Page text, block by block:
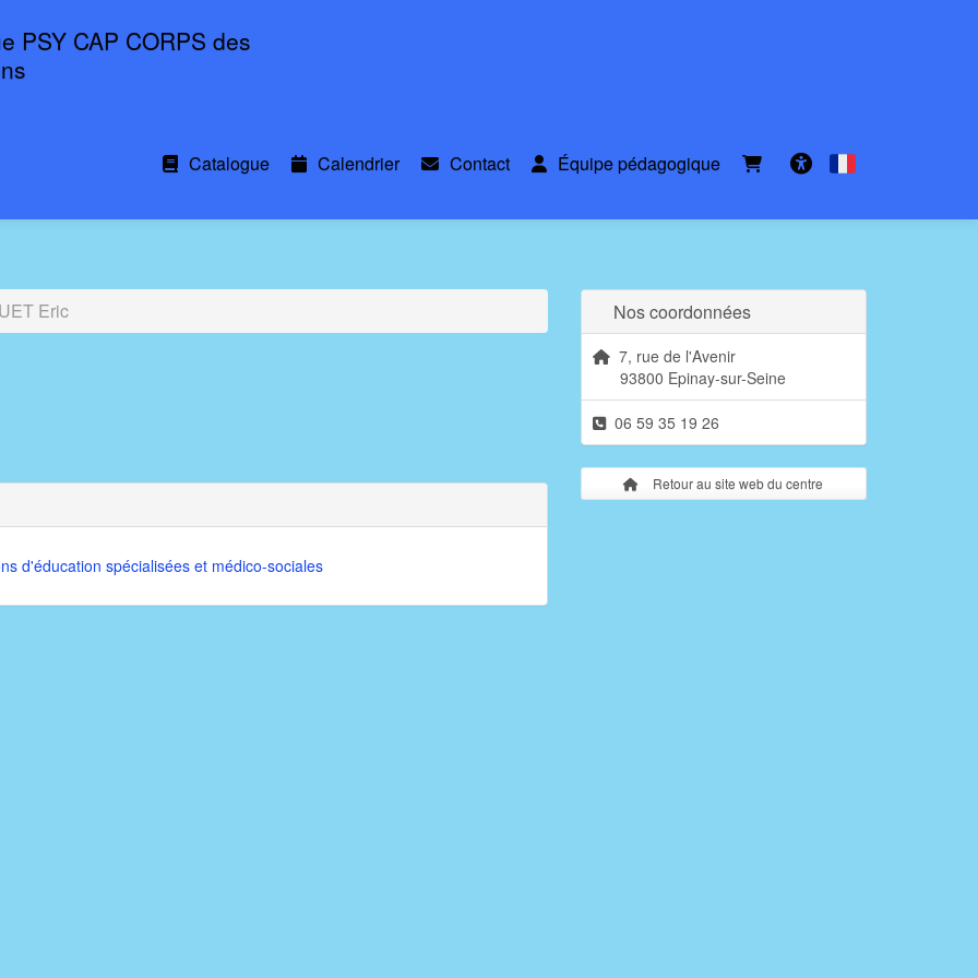
PSY CAP CORPS des
Catalogue Calendrier Contact
Équipe pédagogique
Français
Eric
d'éducation spécialisées et médico-sociales
Nos coordonnées
7, rue de l'Avenir
93800 Epinay-sur-Seine
06 59 35 19 26
Retour au site web du centre